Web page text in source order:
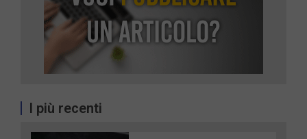
I più recenti